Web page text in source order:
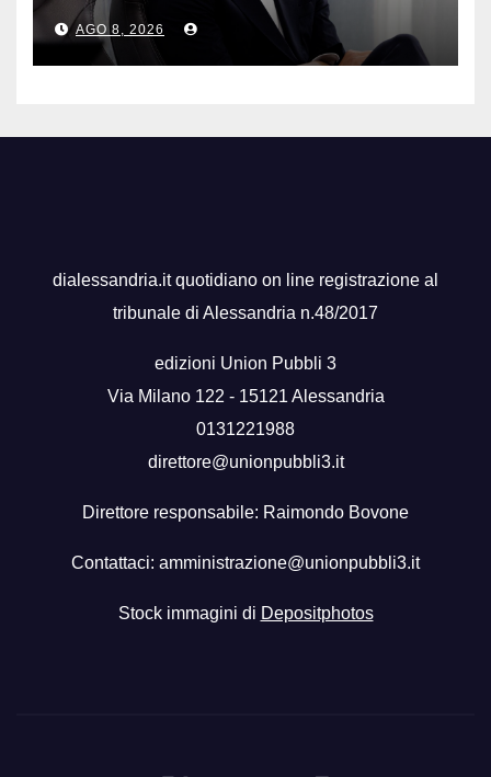
AGO 8, 2026
dialessandria.it quotidiano on line registrazione al
tribunale di Alessandria n.48/2017
edizioni Union Pubbli 3
Via Milano 122 - 15121 Alessandria
0131221988
direttore@unionpubbli3.it
Direttore responsabile: Raimondo Bovone
Contattaci: amministrazione@unionpubbli3.it
Stock immagini di Depositphotos